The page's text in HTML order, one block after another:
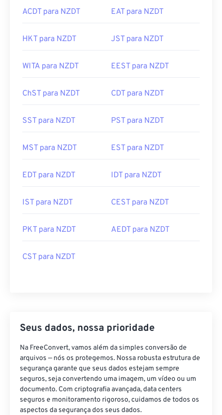
ACDT para NZDT EAT para NZDT
HKT para NZDT JST para NZDT
WITA para NZDT EEST para NZDT
ChST para NZDT CDT para NZDT
SST para NZDT PST para NZDT
MST para NZDT EST para NZDT
EDT para NZDT IDT para NZDT
IST para NZDT CEST para NZDT
PKT para NZDT AEDT para NZDT
CST para NZDT
Seus dados, nossa prioridade
Na FreeConvert, vamos além da simples conversão de
arquivos — nós os protegemos. Nossa robusta estrutura de
segurança garante que seus dados estejam sempre
seguros, seja convertendo uma imagem, um vídeo ou um
documento. Com criptografia avançada, data centers
seguros e monitoramento rigoroso, cuidamos de todos os
aspectos da segurança dos seus dados.